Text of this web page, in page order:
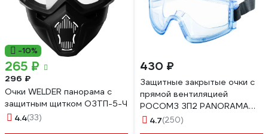
-10%
265 ₽
296 ₽
Очки WELDER панорама с
защитным щитком ОЗТП-5-Ч
4.4(33)
430 ₽
Защитные закрытые очки с
прямой вентиляцией
РОСОМЗ ЗП2 PANORAMA
super PC 30130
4.7(250)